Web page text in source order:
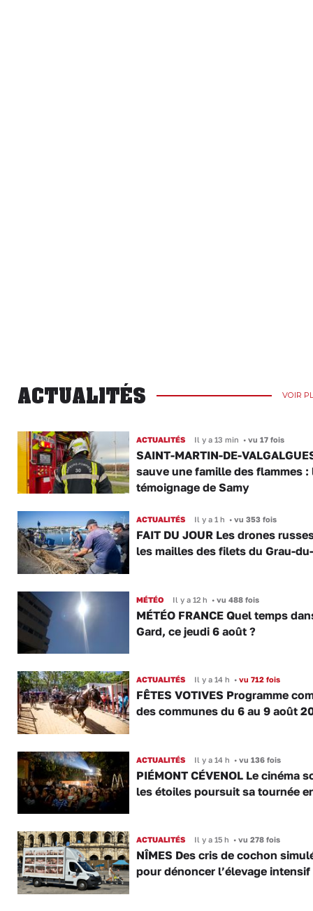
ACTUALITÉS VOIR
ACTUALITÉS Il y a 13 min •vu 17 fois
SAINT-MARTIN-DE-
sauve une famille des flammes :
témoignage de Samy
ACTUALITÉS Il y a 1 h •vu 353 fois
FAIT DU JOUR Les drones
les mailles des filets du Grau-
MÉTÉO Il y a 12 h •vu 488 fois
MÉTÉO FRANCE Quel temps
Gard, ce jeudi 6 août ?
ACTUALITÉS Il y a 14 h •vu 712 fois
FÊTES VOTIVES Programme
des communes du 6 au 9 août
ACTUALITÉS Il y a 14 h •vu 136 fois
PIÉMONT CÉVENOL Le cinéma
les étoiles poursuit sa tournée
ACTUALITÉS Il y a 15 h •vu 278 fois
NÎMES Des cris de cochon
pour dénoncer l’élevage intensif